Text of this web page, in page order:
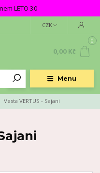
LETO 30
Menu
CZK
0
0,00 Kč
Vesta VERTUS - Sajani